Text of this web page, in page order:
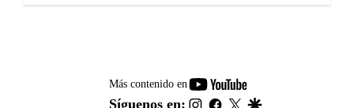
Más contenido en
youtube-
footer
Síguenos en: instagram
facebook
twitter